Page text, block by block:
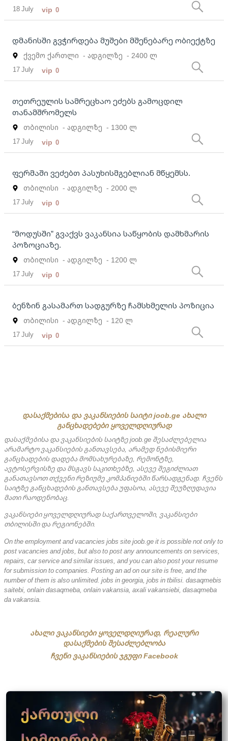
18 July vip 0
დმანისში გვჭირდება მუშები მშენებარე ობიექტზე
ქვემო ქართლი - ადგილზე - 2400 ლ
17 July vip 0
თეთრეულის სამრეცხაო ეძებს გამოცდილ
თანამშრომელს
თბილისი - ადგილზე - 1300 ლ
17 July vip 0
ფერმაში ვეძებთ პასუხისმგებლიან მწყემსს.
თბილისი - ადგილზე - 2000 ლ
17 July vip 0
“მოდუსში” გვაქვს ვაკანსია საწყობის დამხმარის
პოზოციაზე.
თბილისი - ადგილზე - 1200 ლ
17 July vip 0
ბენზინ გასამართ სადგურზე ჩამსხმელის პოზიცია
თბილისი - ადგილზე - 120 ლ
17 July vip 0
დასაქმებისა და ვაკანსიების საიტი joob.ge ახალი
განცხადებები ყოველდღიურად
დასაქმებისა და ვაკანსიების საიტზე joob.ge შესაძლებელია
არამარტო ვაკანსიების განთავსება, არამედ ნებისმიერი
განცხადების დადება მომსახურებაზე, რემონტზე,
ავტოსერვისზე და მსგავს საკითხებზე, ასევე შეგიძლიათ
განათავსოთ თქვენი რეზიუმე კომპანიებში წარსადგენად. ჩვენს
საიტზე განცხადების განთავსება უფასოა, ასევე შეუზღუდავია
მათი რაოდენობაც.
ვაკანსიები ყოველდღიურად საქართველოში, ვაკანსიები
თბილისში და რეგიონებში.
On the employment and vacancies jobs site joob.ge it is possible not only to
post vacancies and jobs, but also to post any announcements on services,
repairs, car service and similar issues, and you can also post your resume
for submission to companies. Posting an ad on our site is free, and the
number of them is also unlimited. jobs in georgia, jobs in tbilisi. dasaqmebis
saitebi, onlain dasaqmeba, onlain vakansia, axali vakansiebi, dasaqmeba
da vakansia.
ახალი ვაკანსიები ყოველდღიურად, რეალური
დასაქმების შესაძლებლობა
ჩვენი ვაკანსიების ჯგუფი Facebook